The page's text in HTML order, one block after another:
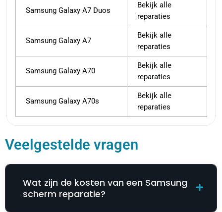
Samsung Galaxy A7 Duos
Bekijk alle
reparaties
Samsung Galaxy A7
Bekijk alle
reparaties
Samsung Galaxy A70
Bekijk alle
reparaties
Samsung Galaxy A70s
Bekijk alle
reparaties
Veelgestelde vragen
Wat zijn de kosten van een Samsung
scherm reparatie?